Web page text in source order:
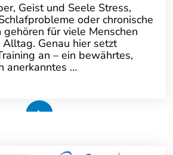
Geist und Seele Stress,
oder chronische
für viele Menschen
Alltag. Genau hier setzt
an – ein bewährtes,
anerkanntes …